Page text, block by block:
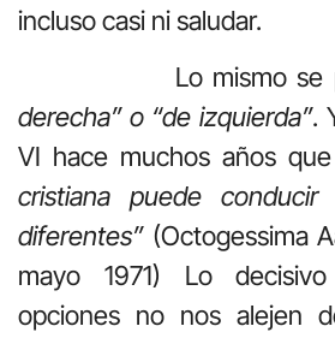
incluso casi ni saludar.
Lo mismo se
derecha” o “de izquierda”.
VI hace muchos años que
cristiana puede conducir
diferentes”(Octogessima
mayo 1971) Lo
opciones no nos alejen